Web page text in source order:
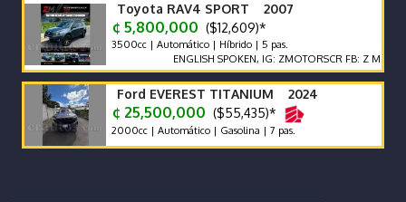
Toyota RAV4 SPORT 2007
¢ 5,800,000 ($12,609)*
3500cc | Automático | Híbrido | 5 pas.
ENGLISH SPOKEN, IG: ZMOTORSCR FB: Z MOTORS.
Ford EVEREST TITANIUM 2024
¢ 25,500,000 ($55,435)*
2000cc | Automático | Gasolina | 7 pas.